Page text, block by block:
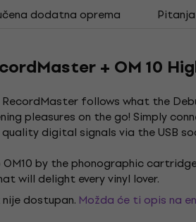
dodatna oprema
+ OM 10
follows what the
pleasures on the go! Simply
digital signals via the USB
by the phonographic
will delight every vinyl lover.
dostupan. Možda će ti opis na